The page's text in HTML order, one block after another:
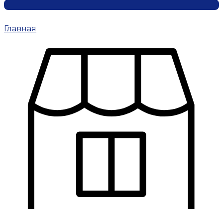
Главная